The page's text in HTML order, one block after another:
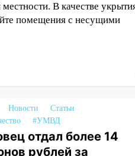
В качестве
помещения с несущими
Новости
Статьи
#УМВД
отдал более 14
рублей за